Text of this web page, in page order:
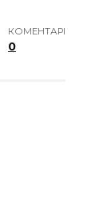
КОМЕНТАРІ
0